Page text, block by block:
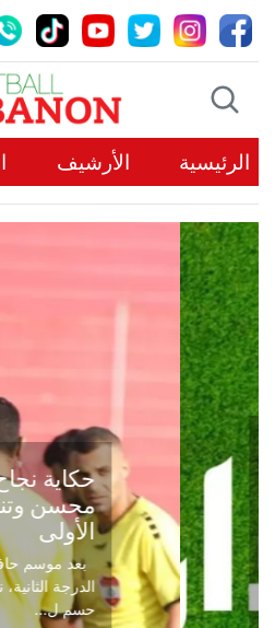
الرئيسية الأرشيف
حكاية نجاح تبدأ
محسن وتنتهي في
الأولى
بعد موسم حافل بالإثارة
الدرجة الثانية، نجح الإخاء
حسم ل...
Previous